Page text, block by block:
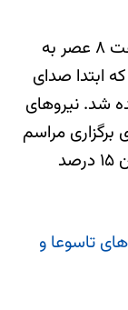
به گفته مقامات پلیس حمله حدود ساعت ۸ عصر به
ابتدا صدای
شد. نیروهای
برگزاری مراسم
تاسوعا و عاشورا هشدار داده بود.شیعیان ۱۵ درصد
تاسوعا و